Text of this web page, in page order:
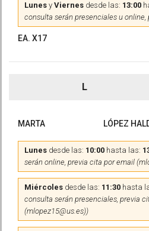
Lunes y Viernes desde las: 13:00
consulta serán presenciales u
EA. X17
L
MARTA LÓPEZ
Lunes desde las: 10:00 hasta las:
serán online, previa cita por email
Miércoles desde las: 11:30 hasta
consulta serán presenciales, previa
(mlopez15@us.es))